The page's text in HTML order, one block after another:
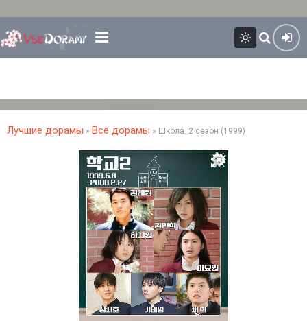
Лучшие дорамы » Все дорамы » Школа. 2 сезон (1999)